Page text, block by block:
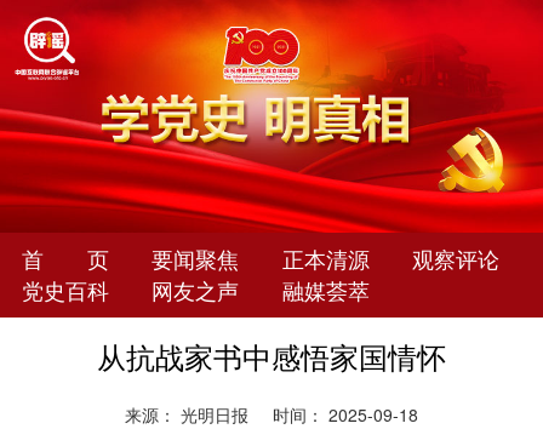
首 页 要闻聚焦 正本清源
观察评论
党史百科
网友之声 融媒荟萃
从抗战家书中感悟家国情怀
来源： 光明日报 时间： 2025-09-18